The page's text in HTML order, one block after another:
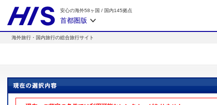
安心の海外58ヶ国 / 国内145拠点
首都圏版
海外旅行・国内旅行の総合旅行サイト